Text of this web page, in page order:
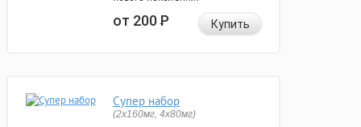
от 200Р Купить
Супер набор
(2х160мг, 4х80мг)